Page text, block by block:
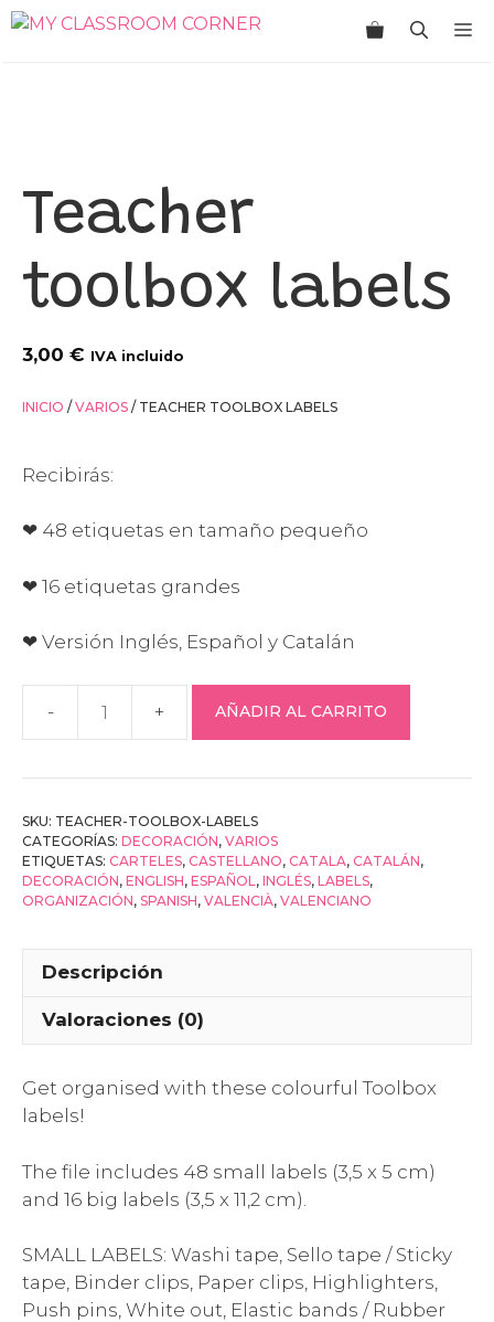
Saltar
Teacher
toolbox labels
3,00 € IVA incluido
INICIO /VARIOS / TEACHER TOOLBOX LABELS
Recibirás:
❤ 48 etiquetas en tamaño pequeño
❤ 16 etiquetas grandes
❤ Versión Inglés, Español y Catalán
Teacher
labels
AÑADIR AL CARRITO
SKU: TEACHER-TOOLBOX-LABELS
CATEGORÍAS: DECORACIÓN, VARIOS
ETIQUETAS: CARTELES, CASTELLANO, CATALA, CATALÁN,
DECORACIÓN, ENGLISH, ESPAÑOL, INGLÉS, LABELS,
ORGANIZACIÓN, SPANISH, VALENCIÀ, VALENCIANO
Descripción
Valoraciones (0)
Get organised with these colourful Toolbox
labels!
The file includes 48 small labels (3,5 x 5 cm)
and 16 big labels (3,5 x 11,2 cm).
SMALL LABELS: Washi tape, Sello tape / Sticky
tape, Binder clips, Paper clips, Highlighters,
Push pins, White out, Elastic bands / Rubber